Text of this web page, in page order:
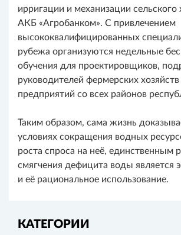
ирригации и механизации сельского
АКБ «Агробанком». С привлечением
высококвалифицированных
рубежа организуются недельные
обучения для проектировщиков,
руководителей фермерских
предприятий со всех районов
Таким образом, сама жизнь
условиях сокращения водных
роста спроса на неё, единственным
смягчения дефицита воды является
и её рациональное использование.
КАТЕГОРИИ